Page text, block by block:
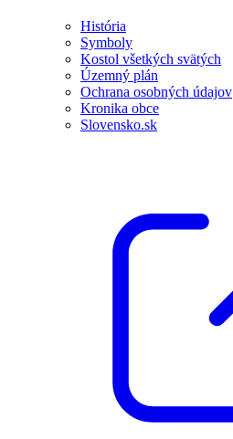
História
Symboly
Kostol všetkých svätých
Územný plán
Ochrana osobných údajov
Kronika obce
Slovensko.sk